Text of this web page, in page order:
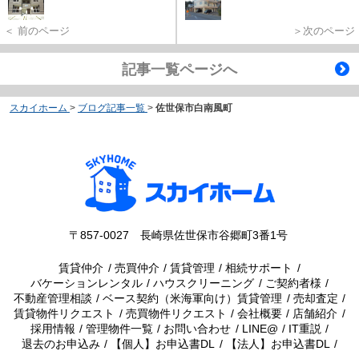
＜ 前のページ ＞次のページ
記事一覧ページへ
スカイホーム > ブログ記事一覧 > 佐世保市白南風町
〒857-0027 長崎県佐世保市谷郷町3番1号
賃貸仲介 売買仲介 賃貸管理
相続サポート
バケーションレンタル
ハウスクリーニング
ご契約者様
不動産管理相談
ベース契約（米海軍向け）賃貸管理
売却査定
賃貸物件リクエスト
売買物件リクエスト 会社概要
店舗紹介
採用情報
管理物件一覧 お問い合わせ LINE@
IT重説
退去のお申込み
【個人】お申込書DL
【法人】お申込書DL